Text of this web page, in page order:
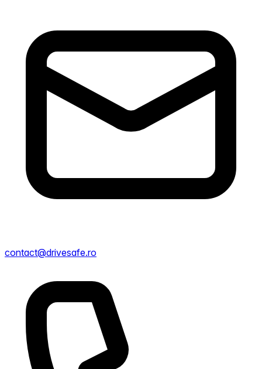
contact@drivesafe.ro